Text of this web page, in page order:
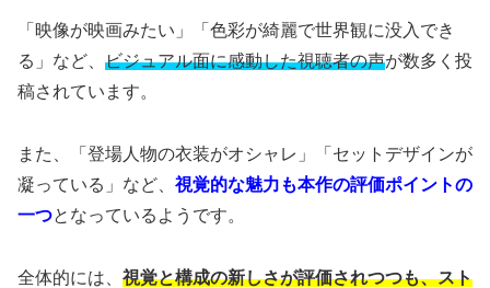
「映像が映画みたい」「色彩が綺麗で世界観に没入でき
る」など、 ビジュアル面に感動した視聴者の声が数多く投
稿されています。
また、「登場人物の衣装がオシャレ」「セットデザインが
凝っている」など、 視覚的な魅力も本作の評価ポイントの
一つとなっているようです。
全体的には、 視覚と構成の新しさが評価されつつも、スト